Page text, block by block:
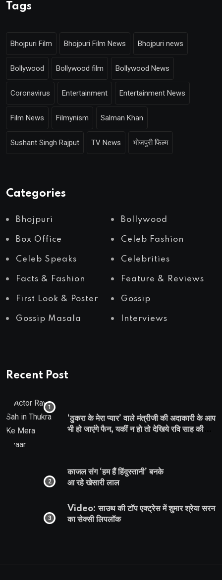
Tags
Bhojpuri Film Bhojpuri Film News Bhojpuri news
Bollywood Bollywood film Bollywood News
Coronavirus Entertainment Entertainment News
Film News Filmynism Salman Khan
Sushant Singh Rajput TV News भोजपुरी फिल्म
Categories
Bhojpuri Bollywood
Box Office Celeb Fashion
Celeb Speaks Celebrities
Facts & Fashion Feature & Reviews
First Look & Poster Gossip
Gossip Masala Interviews
Recent Post
‘ठुकरा के मेरा प्यार’ वाले मंत्रीजी की अदाकारी के आप
भी हो जाएंगे फैन, यकीं न हो तो देखिये रवि साह की
काजल संग ‘हम हैं हिंदुस्तानी’ बनके
आ रहे खेसारी लाल
Video: साउथ की टॉप एक्ट्रेस में शुमार श्रेया सरन
का सेक्सी लिपलॉक